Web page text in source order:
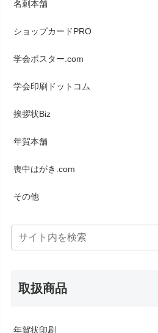
名刺本舗
ショップカードPRO
学会ポスター.com
学会印刷ドットコム
挨拶状Biz
年賀本舗
喪中はがき.com
その他
取扱商品
年賀状印刷